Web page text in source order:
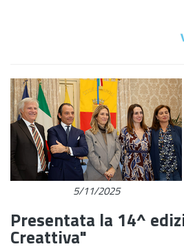
5/11/2025
Presentata la 14^
Creattiva"